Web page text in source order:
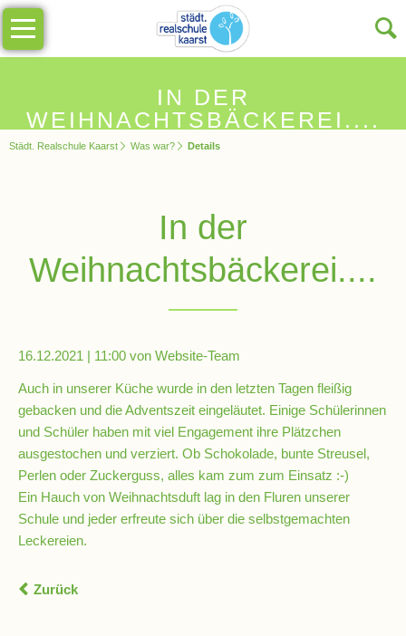
IN DER
WEIHNACHTSBÄCKEREI....
Navigation
überspringen
Unsere
Schule
Allgemeine
Sekretariat
Kollegium
Schulsozialarbeit
Hausmeister
Städt. Realschule Kaarst Was war? Details
In der
Weihnachtsbäckerei....
16.12.2021 | 11:00 von Website-Team
Auch in unserer Küche wurde in den letzten Tagen fleißig
gebacken und die Adventszeit eingeläutet. Einige Schülerinnen
und Schüler haben mit viel Engagement ihre Plätzchen
ausgestochen und verziert. Ob Schokolade, bunte Streusel,
Perlen oder Zuckerguss, alles kam zum zum Einsatz :-)
Ein Hauch von Weihnachtsduft lag in den Fluren unserer
Schule und jeder erfreute sich über die selbstgemachten
Leckereien.
Zurück